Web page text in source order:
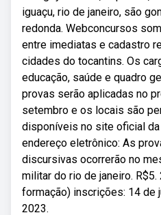
iguaçu, rio de janeiro, são
redonda. Webconcursos
entre imediatas e cadastro
cidades do tocantins. Os
educação, saúde e quadro
provas serão aplicadas no
setembro e os locais são
disponíveis no site oficial
endereço eletrônico: As
discursivas ocorrerão no
militar do rio de janeiro.
formação) inscrições: 14 de
2023.